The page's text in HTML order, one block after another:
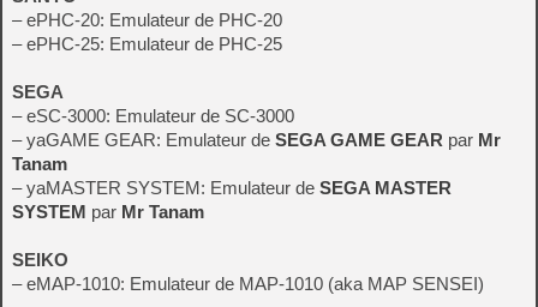
– ePHC-20: Emulateur de PHC-20
– ePHC-25: Emulateur de PHC-25
SEGA
– eSC-3000: Emulateur de SC-3000
– yaGAME GEAR: Emulateur de SEGA GAME GEAR par Mr
Tanam
– yaMASTER SYSTEM: Emulateur de SEGA MASTER
SYSTEM par Mr Tanam
SEIKO
– eMAP-1010: Emulateur de MAP-1010 (aka MAP SENSEI)